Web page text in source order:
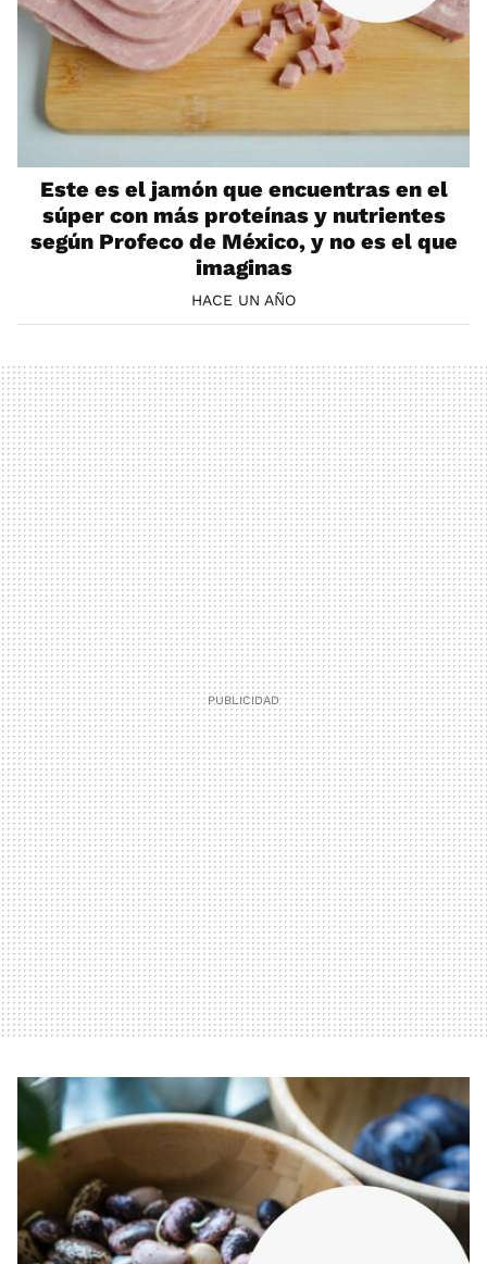
Este es el jamón que encuentras en el
súper con más proteínas y nutrientes
según Profeco de México, y no es el que
imaginas
HACE UN AÑO